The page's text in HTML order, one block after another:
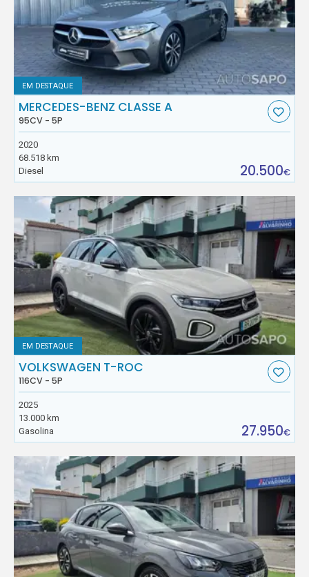
EM DESTAQUE
MERCEDES-BENZ CLASSE A
95CV - 5P
2020
68.518 km
Diesel
20.500€
EM DESTAQUE
VOLKSWAGEN T-ROC
116CV - 5P
2025
13.000 km
Gasolina
27.950€